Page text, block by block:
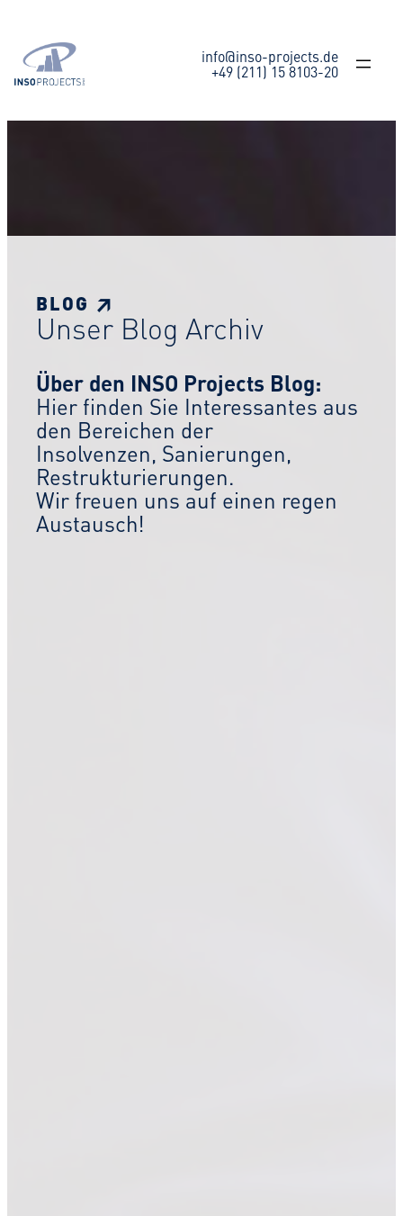
springen
info@inso-projects.de
+49 (211) 15 8103-20
BLOG ↗
Unser Blog Archiv
Über den INSO Projects Blog:
Hier finden Sie Interessantes aus
den Bereichen der
Insolvenzen, Sanierungen,
Restrukturierungen.
Wir freuen uns auf einen regen
Austausch!